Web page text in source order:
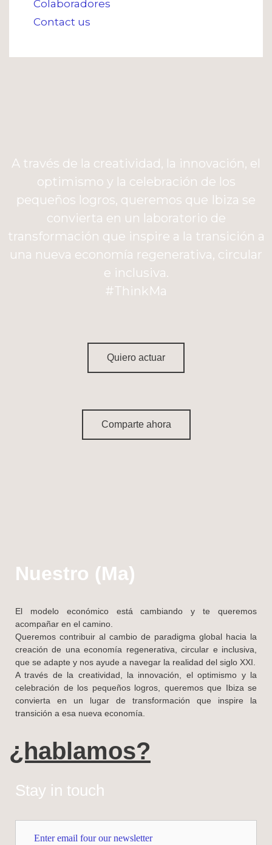
Colaboradores
Contact us
A través de la creatividad, la innovación, el
optimismo y la celebración de los
pequeños logros, queremos que Ibiza se
convierta en un laboratorio de
transformación que inspire a la transición a
una nueva economía regenerativa, circular
e inclusiva.
#ThinkMa
Quiero actuar
Comparte ahora
Nuestro (Ma)
El modelo económico está cambiando y te queremos
acompañar en el camino.
Queremos contribuir al cambio de paradigma global hacia la
creación de una economía regenerativa, circular e inclusiva,
que se adapte y nos ayude a navegar la realidad del siglo XXI.
A través de la creatividad, la innovación, el optimismo y la
celebración de los pequeños logros, queremos que Ibiza se
convierta en un lugar de transformación que inspire la
transición a esa nueva economía.
¿hablamos?
Stay in touch